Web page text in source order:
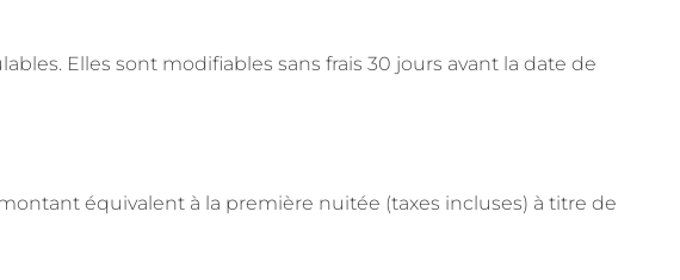
Elles sont modifiables sans frais 30 jours avant la date de
équivalent à la première nuitée (taxes incluses) à titre de